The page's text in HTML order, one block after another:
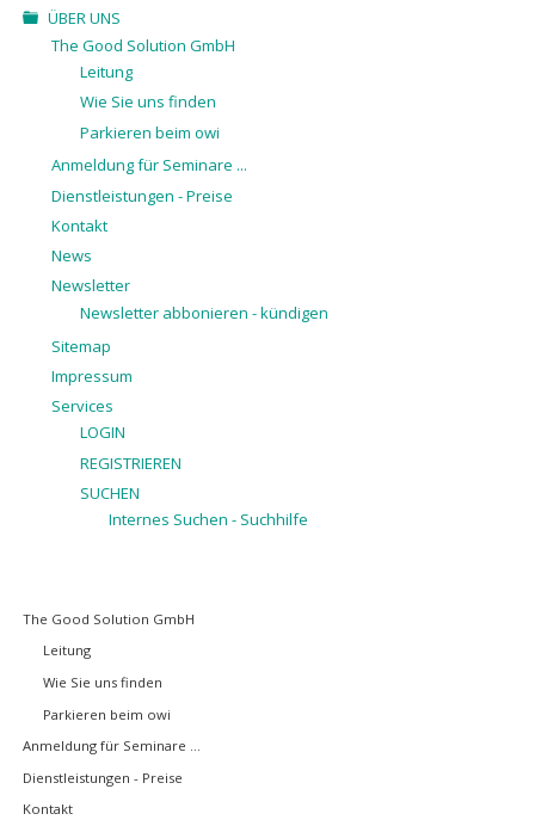
ÜBER UNS
The Good Solution GmbH
Leitung
Wie Sie uns finden
Parkieren beim owi
Anmeldung für Seminare ...
Dienstleistungen - Preise
Kontakt
News
Newsletter
Newsletter abbonieren - kündigen
Sitemap
Impressum
Services
LOGIN
REGISTRIEREN
SUCHEN
Internes Suchen - Suchhilfe
Navigation
The Good Solution GmbH
Leitung
Wie Sie uns finden
Parkieren beim owi
Anmeldung für Seminare ...
Dienstleistungen - Preise
Kontakt